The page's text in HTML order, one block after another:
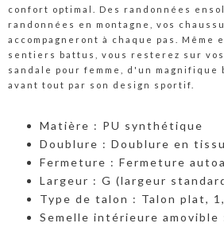
confort optimal. Des randonnées
randonnées en montagne, vos
accompagneront à chaque pas. Même
sentiers battus, vous resterez sur
sandale pour femme, d'un magnifique
avant tout par son design sportif.
Matière : PU synthétique
Doublure : Doublure en tissu
Fermeture : Fermeture
Largeur : G (largeur
Type de talon : Talon plat,
Semelle intérieure amovible